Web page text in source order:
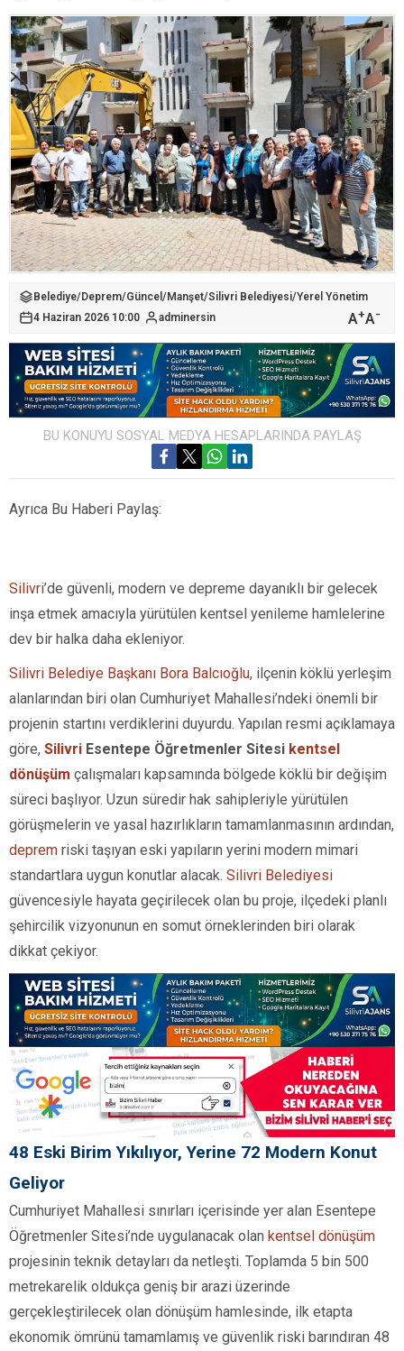
Belediye/Deprem/Güncel /Manşet/Silivri Belediyesi/Yerel Yönetim
4 Haziran 2026 10:00
adminersin A+A-
BU KONUYU SOSYAL MEDYA HESAPLARINDA PAYLAŞ
Ayrıca Bu Haberi Paylaş:
Silivri’de güvenli, modern ve depreme dayanıklı bir gelecek
inşa etmek amacıyla yürütülen kentsel yenileme hamlelerine
dev bir halka daha ekleniyor.
Silivri Belediye Başkanı Bora Balcıoğlu, ilçenin köklü yerleşim
alanlarından biri olan Cumhuriyet Mahallesi’ndeki önemli bir
projenin startını verdiklerini duyurdu. Yapılan resmi açıklamaya
göre, Silivri Esentepe Öğretmenler Sitesi kentsel
dönüşüm çalışmaları kapsamında bölgede köklü bir değişim
süreci başlıyor. Uzun süredir hak sahipleriyle yürütülen
görüşmelerin ve yasal hazırlıkların tamamlanmasının ardından,
deprem riski taşıyan eski yapıların yerini modern mimari
standartlara uygun konutlar alacak. Silivri Belediyesi
güvencesiyle hayata geçirilecek olan bu proje, ilçedeki planlı
şehircilik vizyonunun en somut örneklerinden biri olarak
dikkat çekiyor.
48 Eski Birim Yıkılıyor, Yerine 72 Modern Konut
Geliyor
Cumhuriyet Mahallesi sınırları içerisinde yer alan Esentepe
Öğretmenler Sitesi’nde uygulanacak olan kentsel dönüşüm
projesinin teknik detayları da netleşti. Toplamda 5 bin 500
metrekarelik oldukça geniş bir arazi üzerinde
gerçekleştirilecek olan dönüşüm hamlesinde, ilk etapta
ekonomik ömrünü tamamlamış ve güvenlik riski barındıran 48